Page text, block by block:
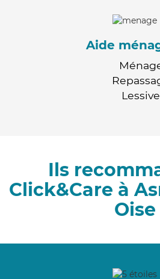
Aide
Lessive
Ils
Click&Care à
Oise